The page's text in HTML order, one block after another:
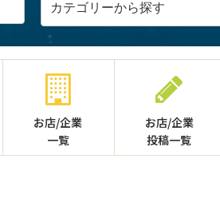
お店/企業
一覧
お店/企業
投稿一覧